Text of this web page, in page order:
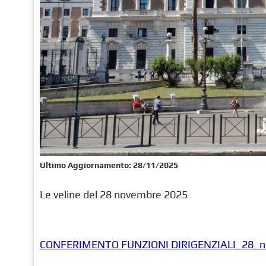
Ultimo Aggiornamento: 28/11/2025
Le veline del 28 novembre 2025
CONFERIMENTO FUNZIONI